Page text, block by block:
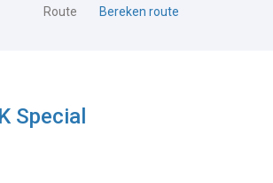
Route Bereken route
Special